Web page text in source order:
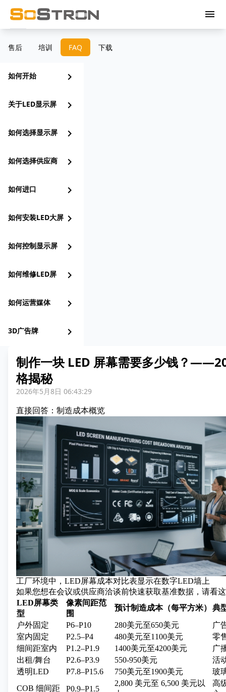
menu
售后 培训 FAQ 下载
如何开始 chevron_right
关于LED显示屏 chevron_right
如何选择显示屏 chevron_right
如何选择供应商 chevron_right
如何进口 chevron_right
如何安装LED大屏 chevron_right
如何控制显示屏 chevron_right
如何维修LED屏 chevron_right
如何运营媒体 chevron_right
3D广告牌 chevron_right
制作一块 LED 屏幕需要多少钱？
格揭秘
2026年5月8日 06:43:29
直接回答：制造成本概览
工厂环境中，LED屏幕成本对比表显示在数字LED墙上
如果您想在会议或供应商洽谈前快速获取基准数据，请看
LED屏幕类
型
像素间距范
围
预计制造成本（每平方米）
典
户外固定
P6–P10 280美元至650美元
广
室内固定
P2.5–P4 480美元至1100美元
零
细间距室内
P1.2–P1.9 1400美元至4200美元
广
出租/舞台
P2.6–P3.9 550-950美元
活
透明LED
P7.8–P15.6 750美元至1900美元
玻
COB 细间距
P0.9–P1.5
2,800 美元至 6,500 美元以
高